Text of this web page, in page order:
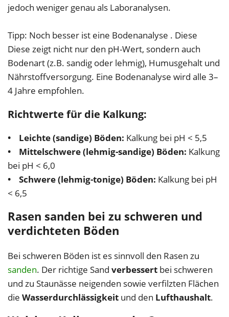
jedoch weniger genau als Laboranalysen.
Tipp: Noch besser ist eine Bodenanalyse . Diese
Diese zeigt nicht nur den pH-Wert, sondern auch
Bodenart (z.B. sandig oder lehmig), Humusgehalt und
Nährstoffversorgung. Eine Bodenanalyse wird alle 3–
4 Jahre empfohlen.
Richtwerte für die Kalkung:
• Leichte (sandige) Böden: Kalkung bei pH < 5,5
• Mittelschwere (lehmig-sandige) Böden: Kalkung
bei pH < 6,0
• Schwere (lehmig-tonige) Böden: Kalkung bei pH
< 6,5
Rasen sanden bei zu schweren und
verdichteten Böden
Bei schweren Böden ist es sinnvoll den Rasen zu
sanden. Der richtige Sand verbessert bei schweren
und zu Staunässe neigenden sowie verfilzten Flächen
die Wasserdurchlässigkeit und den Lufthaushalt.